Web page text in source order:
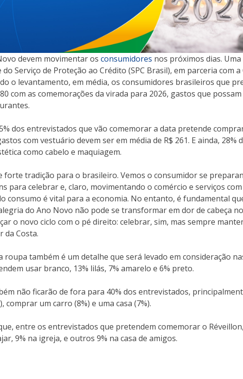
devem movimentar os consumidores nos próximos dias.
do Serviço de Proteção ao Crédito (SPC Brasil), em parceria com
o levantamento, em média, os consumidores brasileiros que
com as comemorações da virada para 2026, gastos que
dos entrevistados que vão comemorar a data pretende
com vestuário devem ser em média de R$ 261. E ainda,
como cabelo e maquiagem.
forte tradição para o brasileiro. Vemos o consumidor se
para celebrar e, claro, movimentando o comércio e serviços
consumo é vital para a economia. No entanto, é fundamental
do Ano Novo não pode se transformar em dor de cabeça
o novo ciclo com o pé direito: celebrar, sim, mas sempre
da Costa.
roupa também é um detalhe que será levado em consideração
usar branco, 13% lilás, 7% amarelo e 6% preto.
não ficarão de fora para 40% dos entrevistados,
comprar um carro (8%) e uma casa (7%).
entre os entrevistados que pretendem comemorar o
9% na igreja, e outros 9% na casa de amigos.